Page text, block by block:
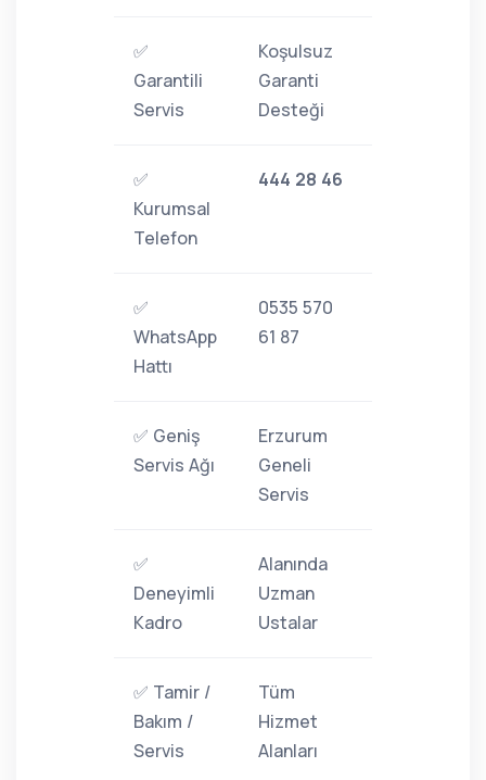
✅
Garantili
Servis
Koşulsuz
Garanti
Desteği
✅
Kurumsal
Telefon
444 28 46
✅
WhatsApp
Hattı
0535 570
61 87
✅ Geniş
Servis Ağı
Erzurum
Geneli
Servis
✅
Deneyimli
Kadro
Alanında
Uzman
Ustalar
✅ Tamir /
Bakım /
Servis
Tüm
Hizmet
Alanları